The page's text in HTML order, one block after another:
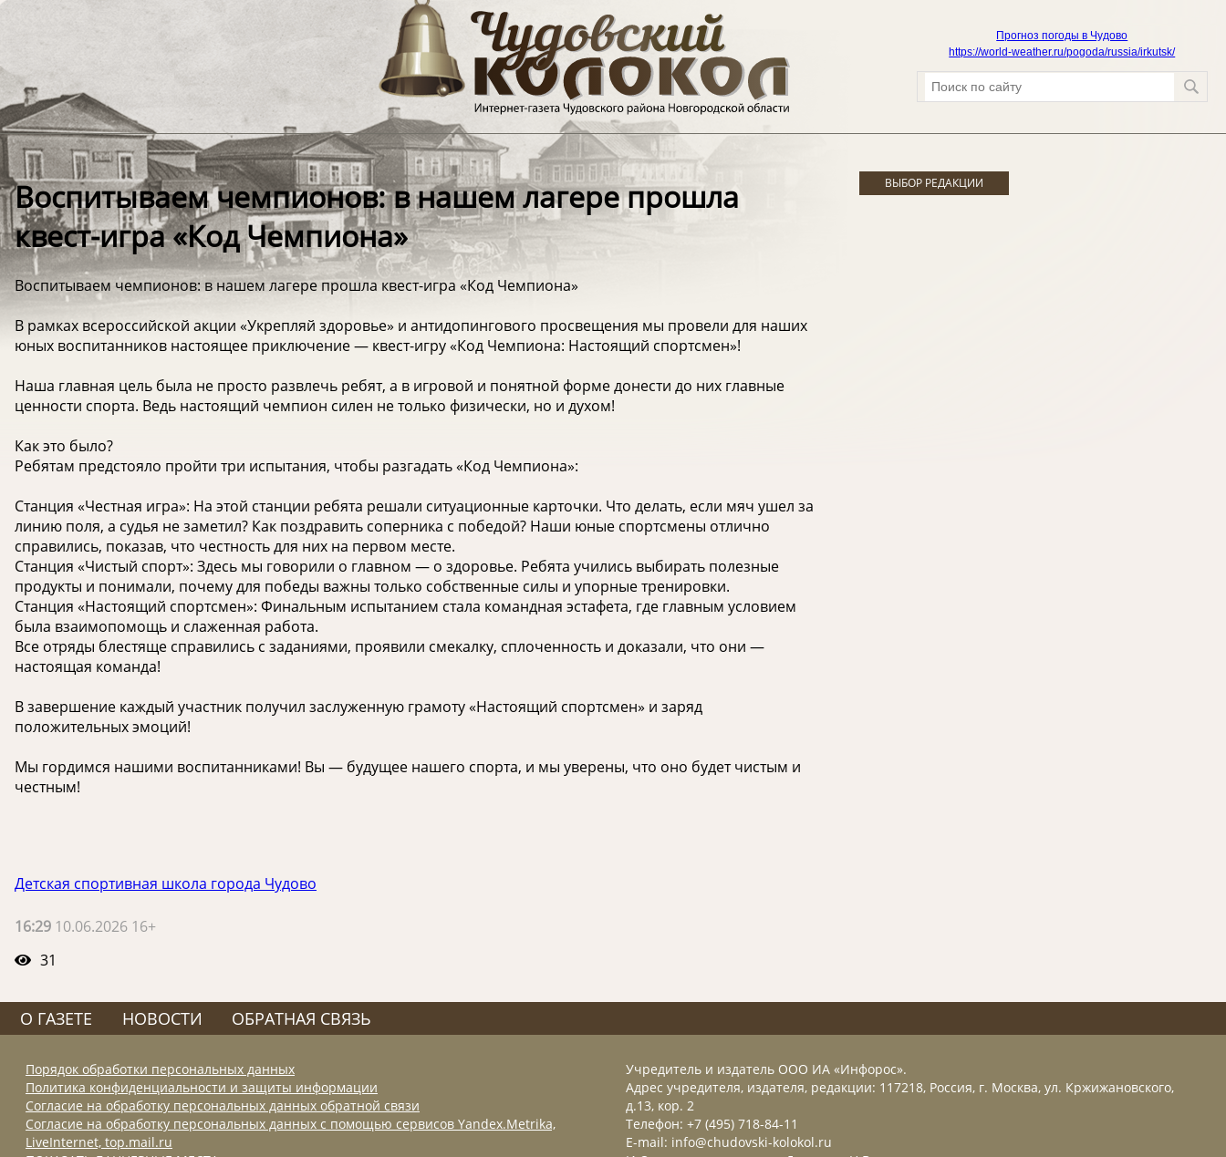
Прогноз погоды в Чудово
https://world-weather.ru/pogoda/russia/irkutsk/
Воспитываем чемпионов: в нашем лагере прошла
квест-игра «Код Чемпиона»
Воспитываем чемпионов: в нашем лагере прошла квест-игра «Код Чемпиона»
В рамках всероссийской акции «Укрепляй здоровье» и антидопингового просвещения мы провели для наших
юных воспитанников настоящее приключение — квест-игру «Код Чемпиона: Настоящий спортсмен»!
Наша главная цель была не просто развлечь ребят, а в игровой и понятной форме донести до них главные
ценности спорта. Ведь настоящий чемпион силен не только физически, но и духом!
Как это было?
Ребятам предстояло пройти три испытания, чтобы разгадать «Код Чемпиона»:
Станция «Честная игра»: На этой станции ребята решали ситуационные карточки. Что делать, если мяч ушел за
линию поля, а судья не заметил? Как поздравить соперника с победой? Наши юные спортсмены отлично
справились, показав, что честность для них на первом месте.
Станция «Чистый спорт»: Здесь мы говорили о главном — о здоровье. Ребята учились выбирать полезные
продукты и понимали, почему для победы важны только собственные силы и упорные тренировки.
‍Станция «Настоящий спортсмен»: Финальным испытанием стала командная эстафета, где главным условием
была взаимопомощь и слаженная работа.
Все отряды блестяще справились с заданиями, проявили смекалку, сплоченность и доказали, что они —
настоящая команда!
В завершение каждый участник получил заслуженную грамоту «Настоящий спортсмен» и заряд
положительных эмоций!
Мы гордимся нашими воспитанниками! Вы — будущее нашего спорта, и мы уверены, что оно будет чистым и
честным!
Детская спортивная школа города Чудово
16:29 10.06.2026 16+
31
ВЫБОР РЕДАКЦИИ
О ГАЗЕТЕ НОВОСТИ ОБРАТНАЯ СВЯЗЬ
Порядок обработки персональных данных
Политика конфиденциальности и защиты информации
Согласие на обработку персональных данных обратной связи
Согласие на обработку персональных данных с помощью сервисов Yandex.Metrika,
LiveInternet, top.mail.ru
Учредитель и издатель ООО ИА «Инфорос».
Адрес учредителя, издателя, редакции: 117218, Россия, г. Москва, ул. Кржижановского,
д.13, кор. 2
Телефон: +7 (495) 718-84-11
E-mail: info@chudovski-kolokol.ru